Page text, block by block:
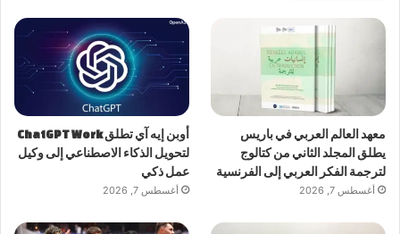
معهد العالم العربي في باريس
يطلق المجلد الثاني من كتالوج
لترجمة الفكر العربي إلى الفرنسية
أغسطس 7, 2026
أوبن إيه آي تطلق ChatGPT Work
لتحويل الذكاء الاصطناعي إلى وكيل
عمل ذكي
أغسطس 7, 2026